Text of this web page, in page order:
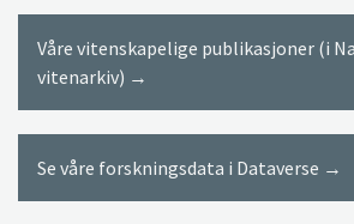
Våre vitenskapelige publikasjoner (i
vitenarkiv) →
Se våre forskningsdata i Dataverse →